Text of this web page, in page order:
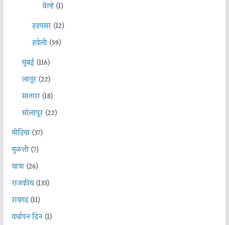
वेल्हे(1)
हडपसर(12)
हवेली(59)
मुंबई(116)
लातूर(22)
सातारा(18)
सोलापूर(22)
मीडिया(37)
मुळशी(7)
यात्रा(26)
राजकीय(133)
रायगड(11)
वर्धापन दिन(1)